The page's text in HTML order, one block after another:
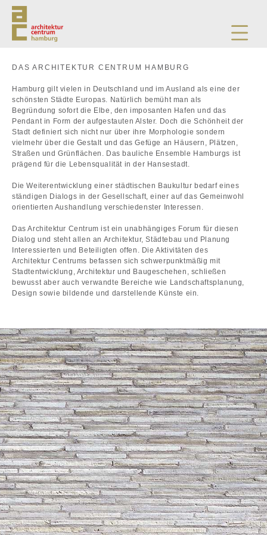
DAS ARCHITEKTUR CENTRUM HAMBURG
Hamburg gilt vielen in Deutschland und im Ausland als eine der
schönsten Städte Europas. Natürlich bemüht man als
Begründung sofort die Elbe, den imposanten Hafen und das
Pendant in Form der aufgestauten Alster. Doch die Schönheit der
Stadt definiert sich nicht nur über ihre Morphologie sondern
vielmehr über die Gestalt und das Gefüge an Häusern, Plätzen,
Straßen und Grünflächen. Das bauliche Ensemble Hamburgs ist
prägend für die Lebensqualität in der Hansestadt.
Die Weiterentwicklung einer städtischen Baukultur bedarf eines
ständigen Dialogs in der Gesellschaft, einer auf das Gemeinwohl
orientierten Aushandlung verschiedenster Interessen.
Das Architektur Centrum ist ein unabhängiges Forum für diesen
Dialog und steht allen an Architektur, Städtebau und Planung
Interessierten und Beteiligten offen. Die Aktivitäten des
Architektur Centrums befassen sich schwerpunktmäßig mit
Stadtentwicklung, Architektur und Baugeschehen, schließen
bewusst aber auch verwandte Bereiche wie Landschaftsplanung,
Design sowie bildende und darstellende Künste ein.